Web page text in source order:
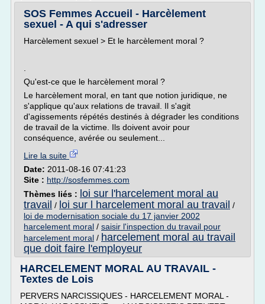
SOS Femmes Accueil - Harcèlement
sexuel - A qui s'adresser
Harcèlement sexuel > Et le harcèlement moral ?
Qu'est-ce que le harcèlement moral ?
Le harcèlement moral, en tant que notion juridique, ne
s'applique qu'aux relations de travail. Il s'agit
d'agissements répétés destinés à dégrader les conditions
de travail de la victime. Ils doivent avoir pour
conséquence, avérée ou seulement...
Lire la suite
Date: 2011-08-16 07:41:23
Site : http://sosfemmes.com
Thèmes liés : loi sur l'harcelement moral au
travail / loi sur l harcelement moral au travail /
loi de modernisation sociale du 17 janvier 2002
harcelement moral / saisir l'inspection du travail pour
harcelement moral / harcelement moral au travail
que doit faire l'employeur
HARCELEMENT MORAL AU TRAVAIL -
Textes de Lois
PERVERS NARCISSIQUES - HARCELEMENT MORAL -